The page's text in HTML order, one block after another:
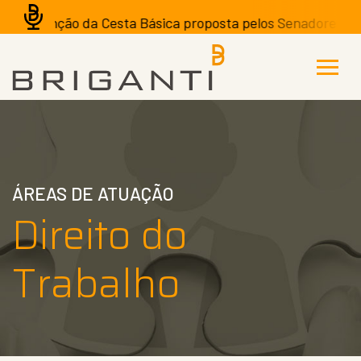
isenção da Cesta Básica proposta pelos Senadores
ÁREAS DE ATUAÇÃO
Direito do
Trabalho